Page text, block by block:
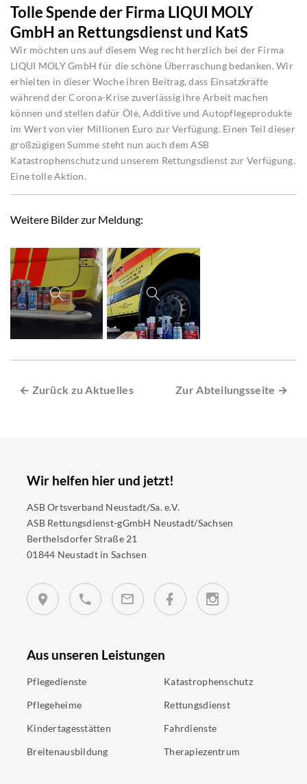
Tolle Spende der Firma LIQUI MOLY
GmbH an Rettungsdienst und KatS
Wir möchten uns auf diesem Weg recht herzlich bei der Firma
LIQUI MOLY GmbH für die schöne Überraschung bedanken. Wir
erhielten in dieser Woche ihren Beitrag, dass Einsatzkräfte
während der Corona-Krise zuverlässig ihre Arbeit machen
können und stellen dafür Öle, Additive und Autopflegeprodukte
im Wert von vier Millionen Euro zur Verfügung. Einen Teil dieser
großzügigen Summe steht nun auch dem ASB
Katastrophenschutz und unserem Rettungsdienst zur Verfügung.
Eine tolle Aktion.
Weitere Bilder zur Meldung:
← Zurück zu Aktuelles Zur Abteilungsseite →
Wir helfen hier und jetzt!
ASB Ortsverband Neustadt/Sa. e.V.
ASB Rettungsdienst-gGmbH Neustadt/Sachsen
Berthelsdorfer Straße 21
01844 Neustadt in Sachsen
Aus unseren Leistungen
Pflegedienste
Pflegeheime
Kindertagesstätten
Breitenausbildung
Katastrophenschutz
Rettungsdienst
Fahrdienste
Therapiezentrum